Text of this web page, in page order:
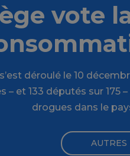
vote
déroulé le 10
– et 133 députés sur 175
drogues dans le
AUTRES